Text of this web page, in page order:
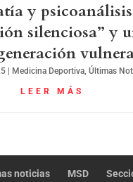
y
silenciosa” y
| Medicina Deportiva, Últimas
LEER MÁS
noticias MSD